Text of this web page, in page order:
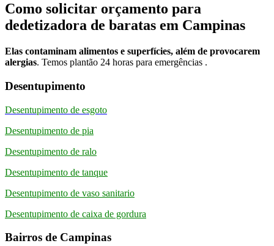
Como solicitar orçamento para
dedetizadora de baratas em Campinas
Elas contaminam alimentos e superfícies, além de provocarem
alergias. Temos plantão 24 horas para emergências .
Desentupimento
Desentupimento de esgoto
Desentupimento de pia
Desentupimento de ralo
Desentupimento de tanque
Desentupimento de vaso sanitario
Desentupimento de caixa de gordura
Bairros de Campinas